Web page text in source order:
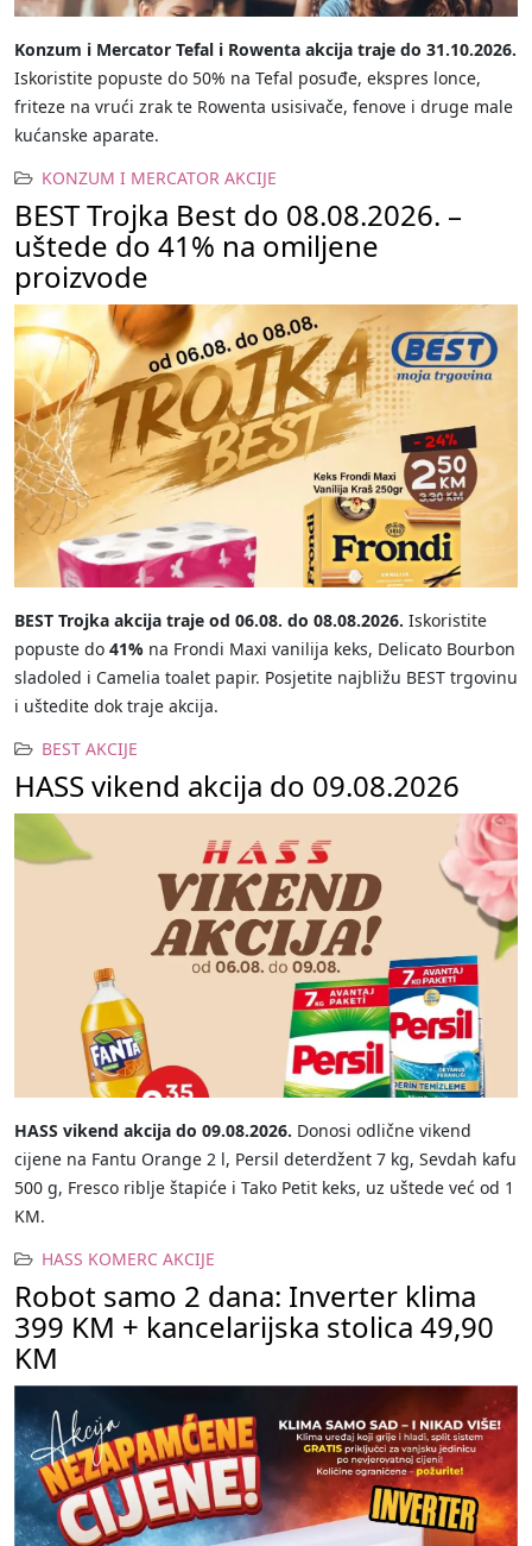
Konzum i Mercator Tefal i Rowenta akcija traje do 31.10.2026.
Iskoristite popuste do 50% na Tefal posuđe, ekspres lonce,
friteze na vrući zrak te Rowenta usisivače, fenove i druge male
kućanske aparate.
KONZUM I MERCATOR AKCIJE
BEST Trojka Best do 08.08.2026. –
uštede do 41% na omiljene
proizvode
BEST Trojka akcija traje od 06.08. do 08.08.2026. Iskoristite
popuste do 41% na Frondi Maxi vanilija keks, Delicato Bourbon
sladoled i Camelia toalet papir. Posjetite najbližu BEST trgovinu
i uštedite dok traje akcija.
BEST AKCIJE
HASS vikend akcija do 09.08.2026
HASS vikend akcija do 09.08.2026. Donosi odlične vikend
cijene na Fantu Orange 2 l, Persil deterdžent 7 kg, Sevdah kafu
500 g, Fresco riblje štapiće i Tako Petit keks, uz uštede već od 1
KM.
HASS KOMERC AKCIJE
Robot samo 2 dana: Inverter klima
399 KM + kancelarijska stolica 49,90
KM